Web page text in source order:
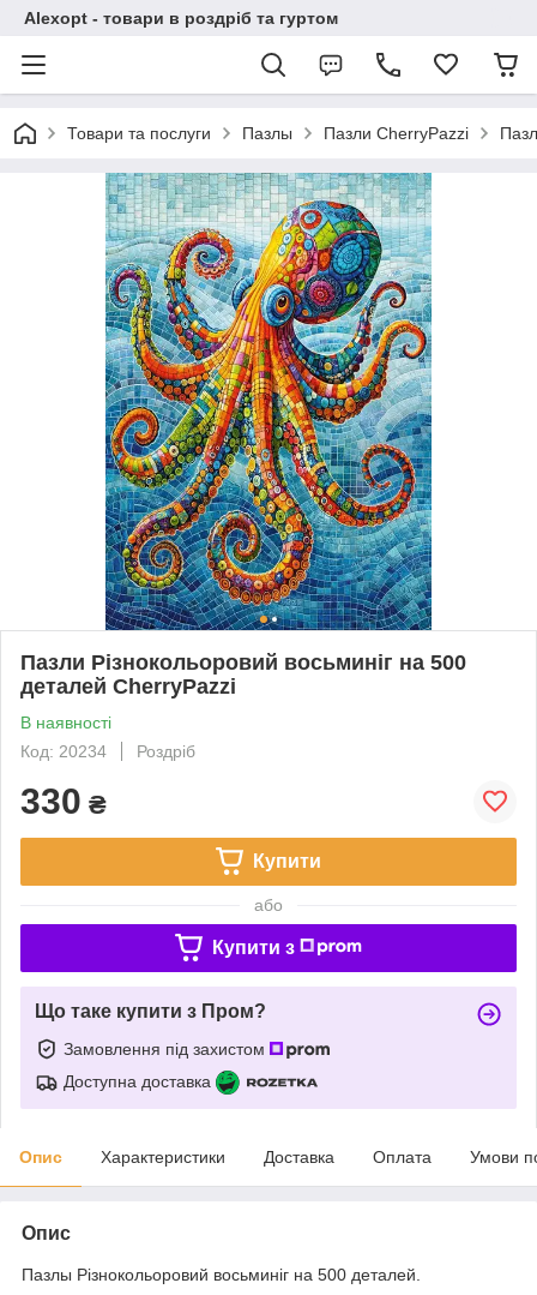
Alexopt - товари в роздріб та гуртом
Товари та послуги Пазлы Пазли CherryPazzi
Пазли Різнокольоровий восьминіг на 500
деталей CherryPazzi
В наявності
Код: 20234
Роздріб
330 ₴
Купити
або
Купити з
Що таке купити з Пром?
Замовлення під захистом
Доступна доставка
Опис Характеристики Доставка Оплата Умови
Опис
Пазлы Різнокольоровий восьминіг на 500 деталей.